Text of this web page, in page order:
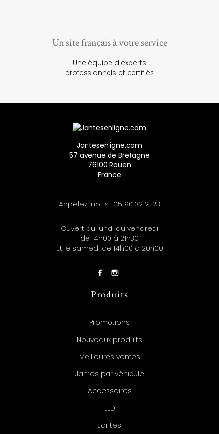
Un site français à votre service
Une équipe d'experts
professionnels et certifiés
Jantesenligne.com
57 avenue de Bretagne
76100 Rouen
France
Appelez-nous : 05 90 32 21 23
Ouvert du lundi au vendredi
de 14h00 à 21h30
Et le samedi de 14h00 à 20h00
Produits
Promotions
Nouveaux produits
Meilleures ventes
Jantes par véhicule
Accessoires
LED
Jantes